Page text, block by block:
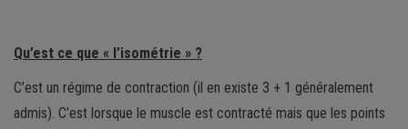
Qu’est ce que « l’isométrie » ?
C’est un régime de contraction (il en existe 3 + 1 généralement
admis). C’est lorsque le muscle est contracté mais que les points